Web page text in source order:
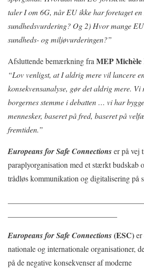
taler I om 6G, når EU ikke har foretaget
sundhedsvurdering? Og 2) Hvor mange
sundheds- og miljøvurderingen?”
Afsluttende bemærkning fra MEP
“Lov venligst, at I aldrig mere vil lancere
konsekvensanalyse, gør det aldrig mere. Vi
borgernes stemme i debatten … vi har
mennesker, baseret på fred, baseret på
fremtiden.”
Europeans for Safe Connectionser på vej
paraplyorganisation med et stærkt budskab
trådløs kommunikation og digitalisering på
Europeans for Safe Connections(ESC)
nationale og internationale organisationer,
på de negative konsekvenser af moderne